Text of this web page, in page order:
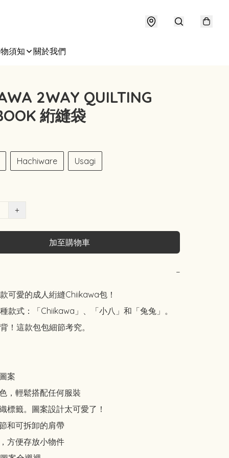
須知 關於我們
2WAY QUILTING
絎縫袋
Hachiware Usagi
+
加至購物車
−
可愛的成人絎縫Chiikawa包！
款式：「Chiikawa」、「小八」和「兔兔」。
！這款包包細節考究。
案
，輕鬆搭配任何服裝
標籤。圖案設計太可愛了！
和可拆卸的肩帶
方便存放小物件